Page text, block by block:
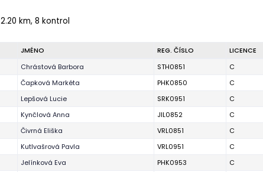
2.20 km, 8 kontrol
JMÉNO REG. ČÍSLO LICENCE
Chrástová Barbora STH0851 C
Čapková Markéta PHK0850 C
Lepšová Lucie SRK0951 C
Kynčlová Anna JIL0852 C
Čivrná Eliška VRL0851 C
Kutlvašrová Pavla VRL0951 C
Jelínková Eva PHK0953 C